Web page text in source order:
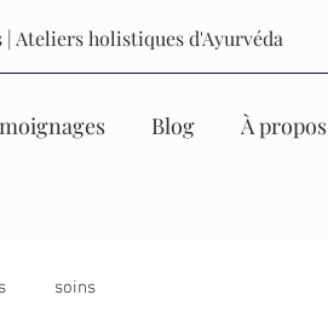
| Ateliers holistiques d'Ayurvéda
Blog À propos
soins